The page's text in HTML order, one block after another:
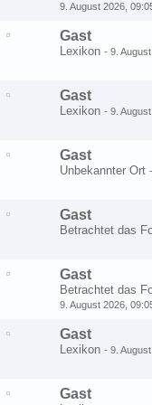
9. August 2026,
Gast
Lexikon - 9.
Gast
Lexikon - 9.
Gast
Unbekannter Ort -
Gast
Betrachtet das
Gast
Betrachtet das
9. August 2026,
Gast
Lexikon - 9.
Gast